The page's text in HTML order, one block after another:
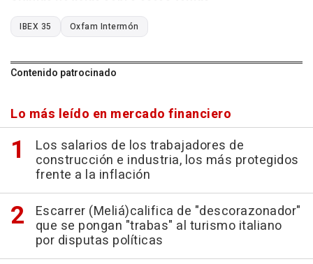
IBEX 35 Oxfam Intermón
Contenido patrocinado
Lo más leído en mercado financiero
Los salarios de los trabajadores de
construcción e industria, los más protegidos
frente a la inflación
Escarrer (Meliá)califica de "descorazonador"
que se pongan "trabas" al turismo italiano
por disputas políticas